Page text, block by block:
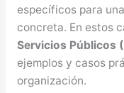
específicos para
concreta. En estos
Servicios Públicos
ejemplos y casos
organización.